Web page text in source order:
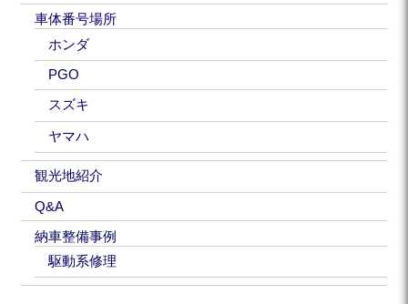
車体番号場所
ホンダ
PGO
スズキ
ヤマハ
観光地紹介
Q&A
納車整備事例
駆動系修理